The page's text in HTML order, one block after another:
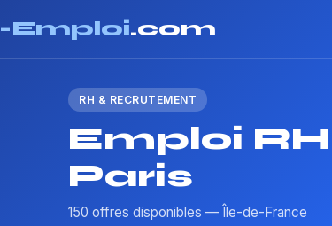
-Emploi.com
RH & RECRUTEMENT
Emploi
Paris
150 offres disponibles — Île-de-France